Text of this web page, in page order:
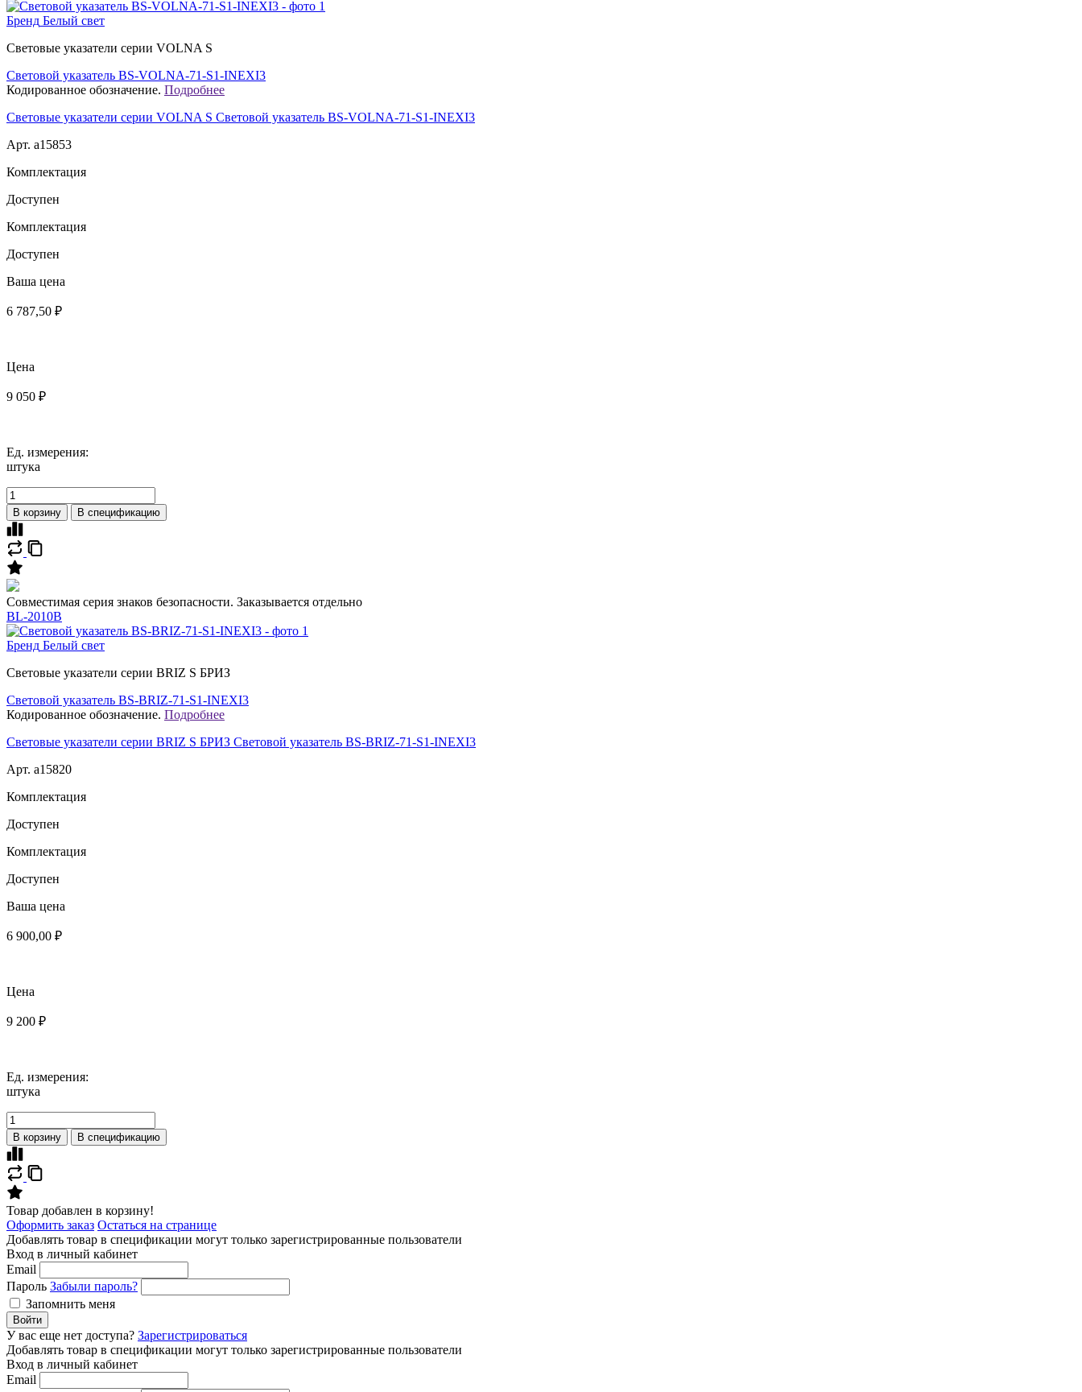
Бренд Белый свет
Световые указатели серии VOLNA S
Световой указатель BS-VOLNA-71-S1-INEXI3
Кодированное обозначение. Подробнее
Световые указатели серии VOLNA S Световой указатель BS-VOLNA-71-S1-INEXI3
Арт. a15853
Комплектация
Доступен
Комплектация
Доступен
Ваша цена
6 787,50 ₽
Цена
9 050 ₽
Ед. измерения:
штука
В корзину В спецификацию
Совместимая серия знаков безопасности. Заказывается отдельно
BL-2010B
Бренд Белый свет
Световые указатели серии BRIZ S БРИЗ
Световой указатель BS-BRIZ-71-S1-INEXI3
Кодированное обозначение. Подробнее
Световые указатели серии BRIZ S БРИЗ Световой указатель BS-BRIZ-71-S1-INEXI3
Арт. a15820
Комплектация
Доступен
Комплектация
Доступен
Ваша цена
6 900,00 ₽
Цена
9 200 ₽
Ед. измерения:
штука
В корзину В спецификацию
Товар добавлен в корзину!
Оформить заказ Остаться на странице
Добавлять товар в спецификации могут только зарегистрированные пользователи
Вход в личный кабинет
Email
Пароль Забыли пароль?
Запомнить меня
Войти
У вас еще нет доступа? Зарегистрироваться
Добавлять товар в спецификации могут только зарегистрированные пользователи
Вход в личный кабинет
Email